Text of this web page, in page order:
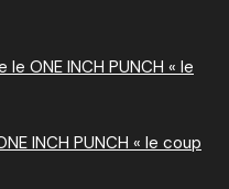
ONE INCH PUNCH « le
INCH PUNCH « le coup